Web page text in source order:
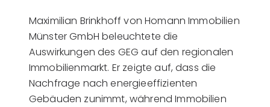
Maximilian Brinkhoff von Homann Immobilien
Münster GmbH beleuchtete die
Auswirkungen des GEG auf den regionalen
Immobilienmarkt. Er zeigte auf, dass die
Nachfrage nach energieeffizienten
Gebäuden zunimmt, während Immobilien